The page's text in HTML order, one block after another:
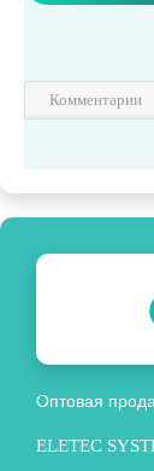
Комментарии
Оптовая
ELETEC